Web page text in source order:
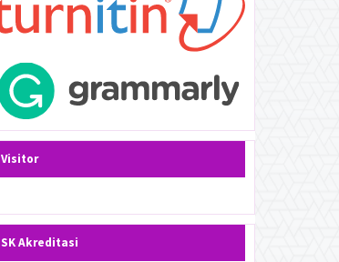
Visitor
SK Akreditasi